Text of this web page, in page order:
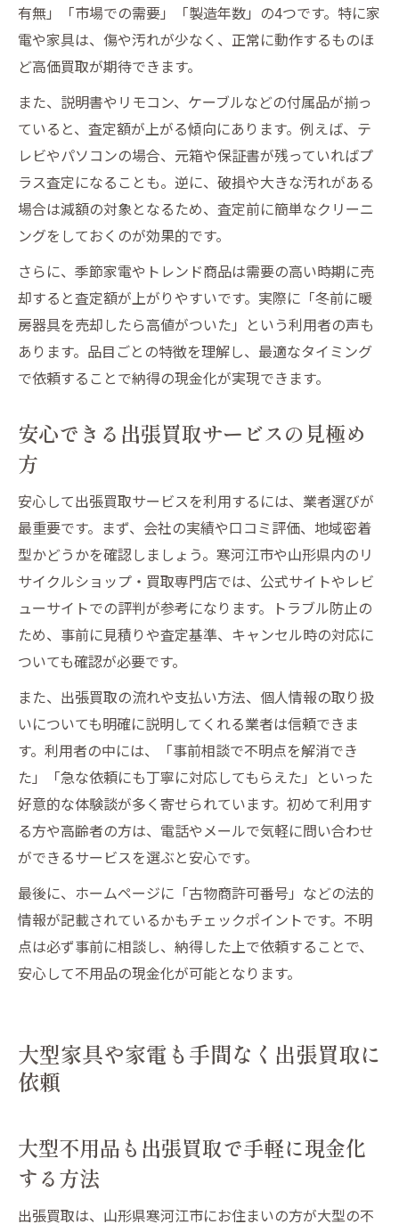
有無」「市場での需要」「製造年数」の4つです。特に家
電や家具は、傷や汚れが少なく、正常に動作するものほ
ど高価買取が期待できます。
また、説明書やリモコン、ケーブルなどの付属品が揃っ
ていると、査定額が上がる傾向にあります。例えば、テ
レビやパソコンの場合、元箱や保証書が残っていればプ
ラス査定になることも。逆に、破損や大きな汚れがある
場合は減額の対象となるため、査定前に簡単なクリーニ
ングをしておくのが効果的です。
さらに、季節家電やトレンド商品は需要の高い時期に売
却すると査定額が上がりやすいです。実際に「冬前に暖
房器具を売却したら高値がついた」という利用者の声も
あります。品目ごとの特徴を理解し、最適なタイミング
で依頼することで納得の現金化が実現できます。
安心できる出張買取サービスの見極め
方
安心して出張買取サービスを利用するには、業者選びが
最重要です。まず、会社の実績や口コミ評価、地域密着
型かどうかを確認しましょう。寒河江市や山形県内のリ
サイクルショップ・買取専門店では、公式サイトやレビ
ューサイトでの評判が参考になります。トラブル防止の
ため、事前に見積りや査定基準、キャンセル時の対応に
ついても確認が必要です。
また、出張買取の流れや支払い方法、個人情報の取り扱
いについても明確に説明してくれる業者は信頼できま
す。利用者の中には、「事前相談で不明点を解消でき
た」「急な依頼にも丁寧に対応してもらえた」といった
好意的な体験談が多く寄せられています。初めて利用す
る方や高齢者の方は、電話やメールで気軽に問い合わせ
ができるサービスを選ぶと安心です。
最後に、ホームページに「古物商許可番号」などの法的
情報が記載されているかもチェックポイントです。不明
点は必ず事前に相談し、納得した上で依頼することで、
安心して不用品の現金化が可能となります。
大型家具や家電も手間なく出張買取に
依頼
大型不用品も出張買取で手軽に現金化
する方法
出張買取は、山形県寒河江市にお住まいの方が大型の不